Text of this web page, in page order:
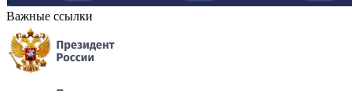
Важные ссылки